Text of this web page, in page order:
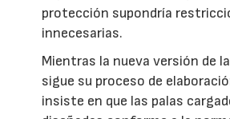
protección supondría
innecesarias.
Mientras la nueva versión de
sigue su proceso de
insiste en que las palas